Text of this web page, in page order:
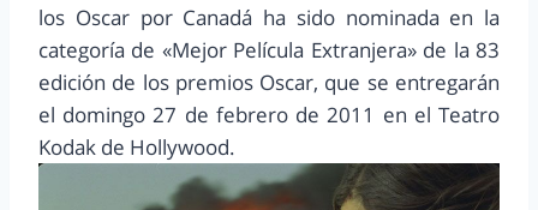
los Oscar por Canadá ha sido nominada en la
categoría de «Mejor Película Extranjera» de la 83
edición de los premios Oscar, que se entregarán
el domingo 27 de febrero de 2011 en el Teatro
Kodak de Hollywood.